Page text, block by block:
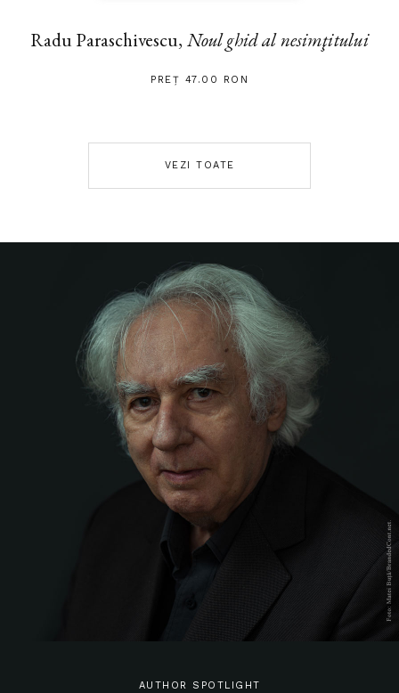
Radu Paraschivescu, Noul ghid al nesimţitului
PREȚ 47.00 RON
VEZI TOATE
AUTHOR SPOTLIGHT